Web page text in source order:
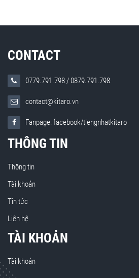
CONTACT
0779.791.798/0879.791.798
contact@kitaro.vn
Fanpage: facebook/tiengnhatkitaro
THÔNG TIN
Thông tin
Tài khoản
Tin tức
Liên hệ
TÀI KHOẢN
Tài khoản